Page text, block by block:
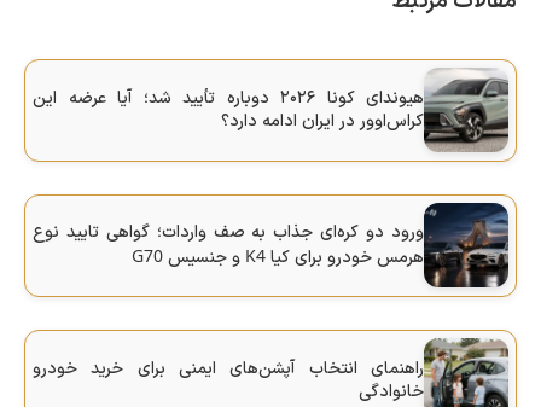
هیوندای کونا ۲۰۲۶ دوباره تأیید شد؛ آیا عرضه این
کراس‌اوور در ایران ادامه دارد؟
ورود دو کره‌ای جذاب به صف واردات؛ گواهی تایید نوع
هرمس خودرو برای کیا K4 و جنسیس G70
راهنمای انتخاب آپشن‌های ایمنی برای خرید خودرو
خانوادگی